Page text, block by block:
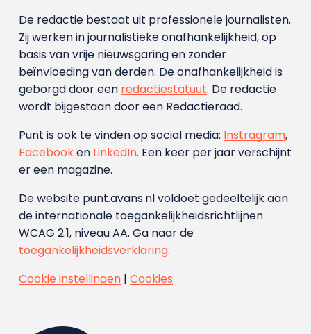
De redactie bestaat uit professionele journalisten.
Zij werken in journalistieke onafhankelijkheid, op
basis van vrije nieuwsgaring en zonder
beïnvloeding van derden. De onafhankelijkheid is
geborgd door een redactiestatuut. De redactie
wordt bijgestaan door een Redactieraad.
Punt is ook te vinden op social media: Instragram,
Facebooken LinkedIn. Een keer per jaar verschijnt
er een magazine.
De website punt.avans.nl voldoet gedeeltelijk aan
de internationale toegankelijkheidsrichtlijnen
WCAG 2.1, niveau AA. Ga naar de
toegankelijkheidsverklaring.
Cookie instellingen| Cookies